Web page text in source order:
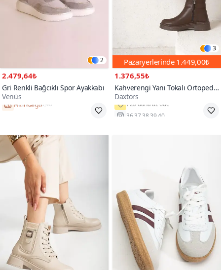
2
2.479,64₺
Gri Renkli Bağcıklı Spor Ayakkabı
Venüs
Hızlı Kargo
3
Pazaryerlerinde 1.449,00₺
1.376,55₺
Kahverengi Yanı Tokalı Ortopedik
Soğuk Geçirmez Bot
Daxtors